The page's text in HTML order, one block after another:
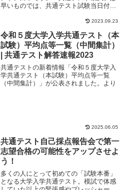
早いものでは、共通テスト試験当日付近
2023.09.23
令和５度大学入学共通テスト（本
試験）平均点等一覧（中間集計）
| 共通テスト解答速報2023
共通テストの新着情報「令和５度大学入
学共通テスト（本試験）平均点等一覧
（中間集計）」が公表されました。より
2025.06.05
共通テスト自己採点報告会で第一
志望合格の可能性をアップさせよ
う！
多くの人にとって初めての「試験本番」
となる大学入学共通テスト。模試で体感